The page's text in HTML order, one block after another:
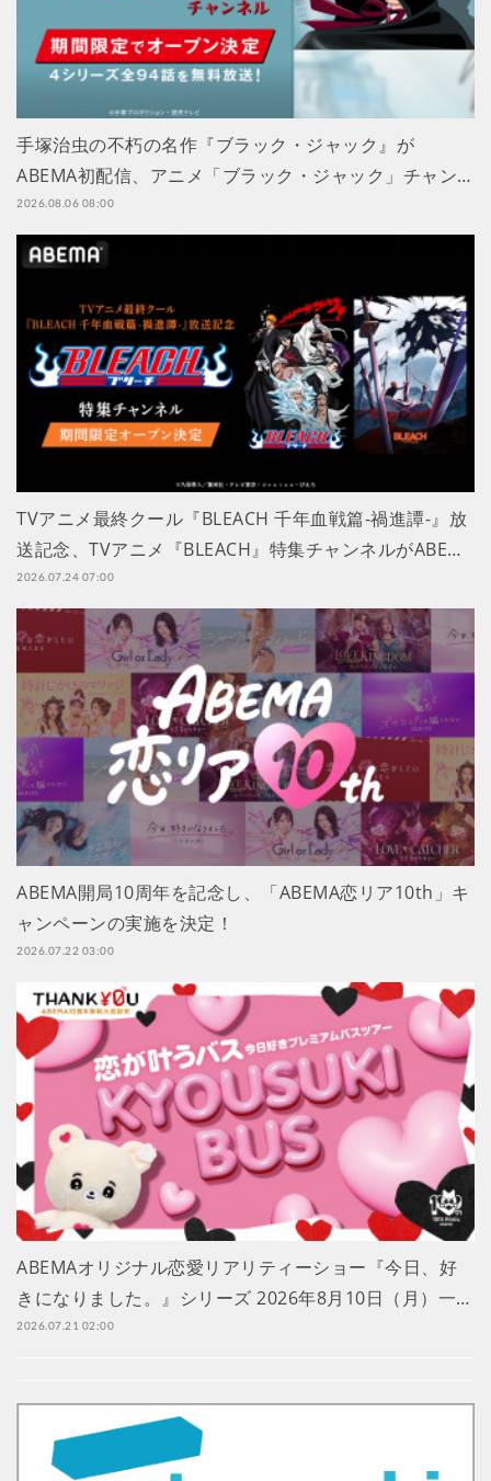
手塚治虫の不朽の名作『ブラック・ジャック』が
ABEMA初配信、アニメ「ブラック・ジャック」チャン…
2026.08.06 08:00
TVアニメ最終クール『BLEACH 千年血戦篇-禍進譚-』放
送記念、TVアニメ『BLEACH』特集チャンネルがABE…
2026.07.24 07:00
ABEMA開局10周年を記念し、「ABEMA恋リア10th」キ
ャンペーンの実施を決定！
2026.07.22 03:00
ABEMAオリジナル恋愛リアリティーショー『今日、好
きになりました。』シリーズ 2026年8月10日（月）一…
2026.07.21 02:00